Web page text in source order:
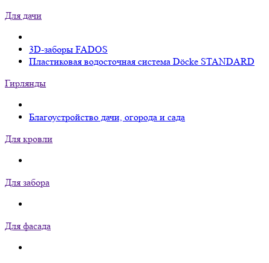
Для дачи
3D-заборы FADOS
Пластиковая водосточная система Döcke STANDARD
Гирлянды
Благоустройство дачи, огорода и сада
Для кровли
Для забора
Для фасада